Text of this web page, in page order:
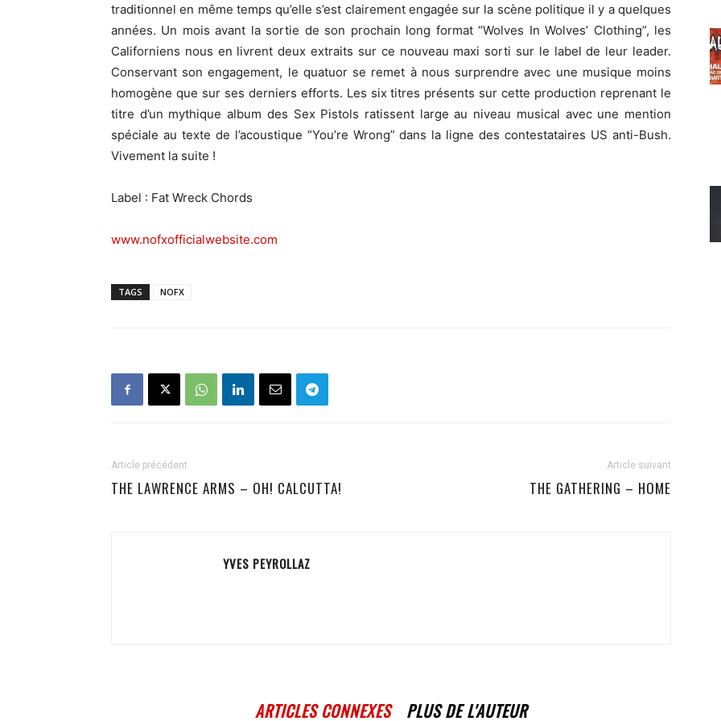
traditionnel en même temps qu’elle s’est clairement engagée sur la scène politique il y a quelques
années. Un mois avant la sortie de son prochain long format “Wolves In Wolves’ Clothing”, les
Californiens nous en livrent deux extraits sur ce nouveau maxi sorti sur le label de leur leader.
Conservant son engagement, le quatuor se remet à nous surprendre avec une musique moins
homogène que sur ses derniers efforts. Les six titres présents sur cette production reprenant le
titre d’un mythique album des Sex Pistols ratissent large au niveau musical avec une mention
spéciale au texte de l’acoustique “You’re Wrong” dans la ligne des contestataires US anti-Bush.
Vivement la suite !
Label : Fat Wreck Chords
www.nofxofficialwebsite.com
TAGS NOFX
Article précédent
THE LAWRENCE ARMS – OH! CALCUTTA!
Article suivant
THE GATHERING – HOME
YVES PEYROLLAZ
ARTICLES CONNEXES PLUS DE L'AUTEUR